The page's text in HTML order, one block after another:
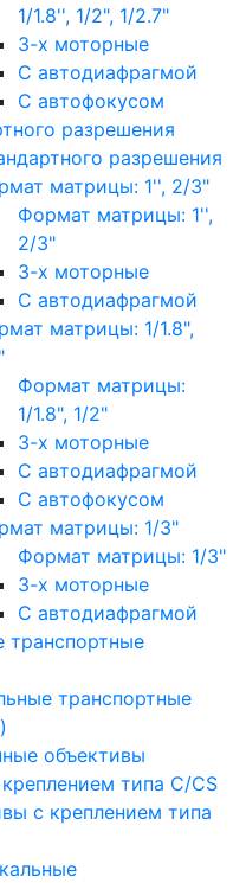
1/1.8'', 1/2", 1/2.7"
3-х моторные
С автодиафрагмой
С автофокусом
разрешения
разрешения
матрицы: 1'', 2/3"
Формат матрицы: 1'',
2/3"
3-х моторные
С автодиафрагмой
матрицы: 1/1.8",
Формат матрицы:
1/1.8", 1/2"
3-х моторные
С автодиафрагмой
С автофокусом
матрицы: 1/3"
Формат матрицы: 1/3"
3-х моторные
С автодиафрагмой
транспортные
транспортные
объективы
типа C/CS
с креплением типа